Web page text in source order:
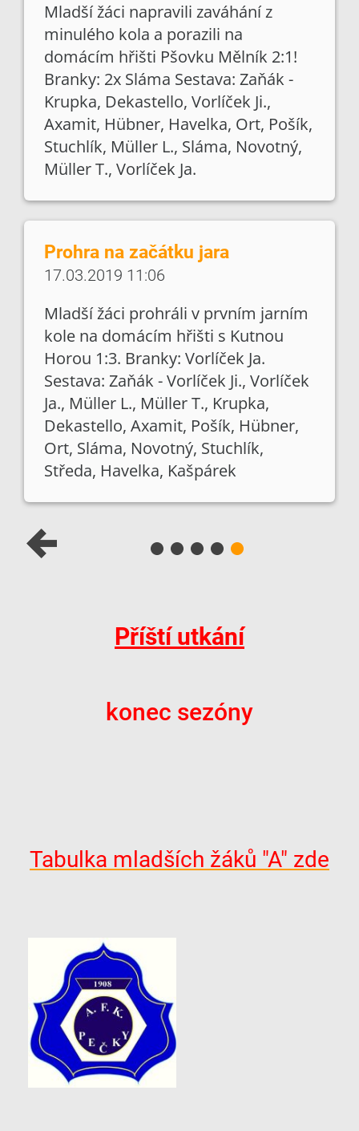
Mladší žáci napravili zaváhání z
minulého kola a porazili na
domácím hřišti Pšovku Mělník 2:1!
Branky: 2x Sláma Sestava: Zaňák -
Krupka, Dekastello, Vorlíček Ji.,
Axamit, Hübner, Havelka, Ort, Pošík,
Stuchlík, Müller L., Sláma, Novotný,
Müller T., Vorlíček Ja.
Prohra na začátku jara
17.03.2019 11:06
Mladší žáci prohráli v prvním jarním
kole na domácím hřišti s Kutnou
Horou 1:3. Branky: Vorlíček Ja.
Sestava: Zaňák - Vorlíček Ji., Vorlíček
Ja., Müller L., Müller T., Krupka,
Dekastello, Axamit, Pošík, Hübner,
Ort, Sláma, Novotný, Stuchlík,
Středa, Havelka, Kašpárek
Příští utkání
konec sezóny
Tabulka mladších žáků "A" zde